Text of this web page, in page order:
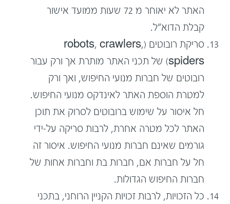
האתר לא יאוחר מ 72 שעות ממועד אישור
קבלת הדוא"ל.
סריקת רובוטים (robots, crawlers,
spiders) של תכני האתר מותרת אך ורק עבור
רובוטים של חברות מנועי החיפוש, ואך ורק
למטרת הוספת האתר לאינדקס מנועי החיפוש.
חל איסור על שימוש ברובוטים לסרוק את תוכן
האתר לכל מטרה אחרת, לרבות סריקה על-ידי
גורמים שאינם חברות מנועי החיפוש. איסור זה
חל על חברות אם, חברות בת וחברות אחות של
חברות החיפוש הגדולות.
כל הזכויות, לרבות זכויות הקניין הרוחני, בתכני